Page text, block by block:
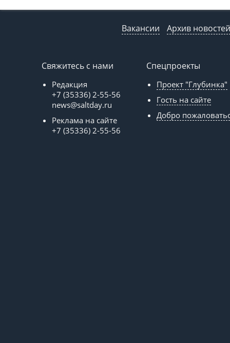
Вакансии Архив новостей
Свяжитесь с нами
Редакция
+7 (35336) 2-55-56
news@saltday.ru
Реклама на сайте
+7 (35336) 2-55-56
Спецпроекты
Проект "Глубинка"
Гость на сайте
Добро